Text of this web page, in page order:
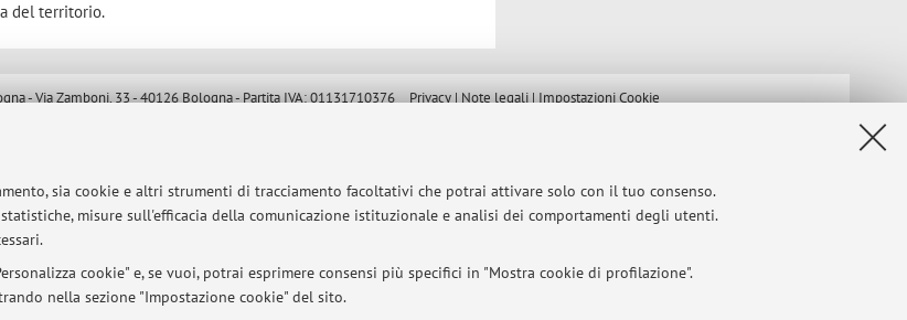
sia cookie e altri strumenti di tracciamento facoltativi che potrai attivare solo con il tuo consenso.
misure sull'efficacia della comunicazione istituzionale e analisi dei comportamenti degli utenti.
cookie" e, se vuoi, potrai esprimere consensi più specifici in "Mostra cookie di profilazione".
nella sezione "Impostazione cookie" del sito.
del territorio.
- Via Zamboni, 33 - 40126 Bologna - Partita IVA: 01131710376 Privacy| Note legali| Impostazioni Cookie